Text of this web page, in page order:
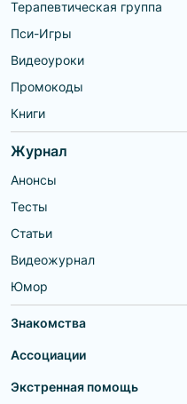
Терапевтическая группа
Пси-Игры
Видеоуроки
Промокоды
Книги
Журнал
Анонсы
Тесты
Статьи
Видеожурнал
Юмор
Знакомства
Ассоциации
Экстренная помощь